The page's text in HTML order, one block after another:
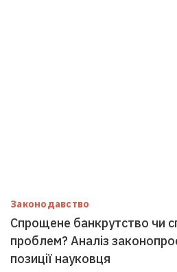
Законодавство
Спрощене банкрутство чи
проблем? Аналіз
позиції науковця